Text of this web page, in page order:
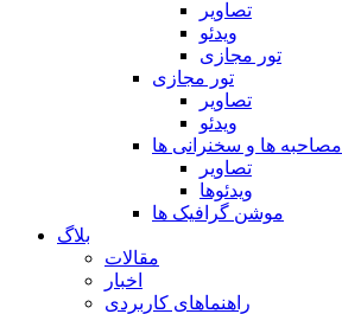
تصاویر
ویدئو
تور مجازی
تور مجازی
تصاویر
ویدئو
مصاحبه ها و سخنرانی ها
تصاویر
ویدئوها
موشن گرافیک ها
بلاگ
مقالات
اخبار
راهنماهای کاربردی